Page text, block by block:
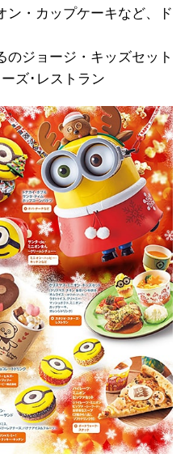
ン・カップケーキなど、ド
のジョージ・キッズセット
ズ･レストラン